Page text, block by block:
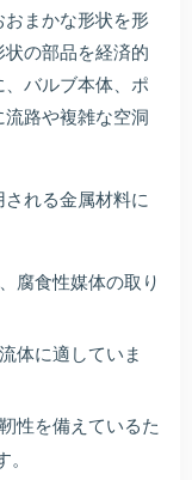
まかな形状を形
の部品を経済的
バルブ本体、ポ
路や複雑な空洞
れる金属材料に
腐食性媒体の取り
体に適していま
性を備えているた